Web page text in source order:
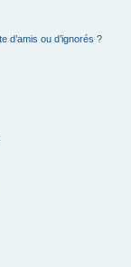
d’amis ou d’ignorés ?